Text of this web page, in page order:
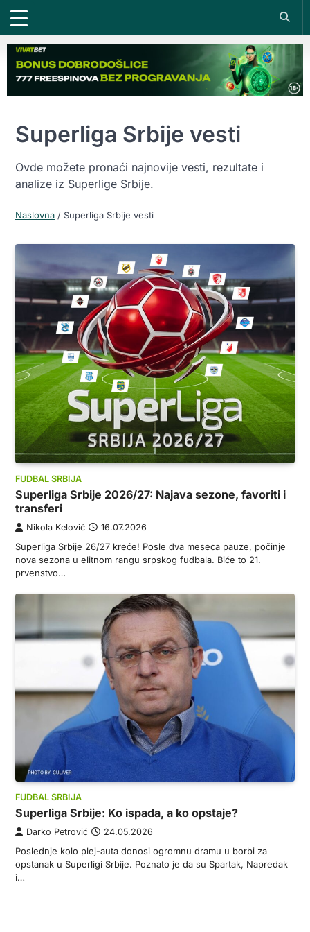
Superliga Srbije vesti
Ovde možete pronaći najnovije vesti, rezultate i
analize iz Superlige Srbije.
Naslovna / Superliga Srbije vesti
FUDBAL SRBIJA
Superliga Srbije 2026/27: Najava sezone, favoriti i
transferi
Nikola Kelović 16.07.2026
Superliga Srbije 26/27 kreće! Posle dva meseca pauze, počinje
nova sezona u elitnom rangu srpskog fudbala. Biće to 21.
prvenstvo…
FUDBAL SRBIJA
Superliga Srbije: Ko ispada, a ko opstaje?
Darko Petrović 24.05.2026
Poslednje kolo plej-auta donosi ogromnu dramu u borbi za
opstanak u Superligi Srbije. Poznato je da su Spartak, Napredak
i…